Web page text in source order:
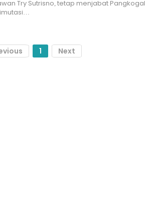
Try Sutrisno, tetap menjabat
1 Next